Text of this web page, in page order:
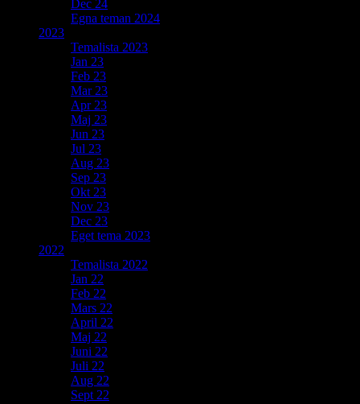
Dec 24
Egna teman 2024
2023
Temalista 2023
Jan 23
Feb 23
Mar 23
Apr 23
Maj 23
Jun 23
Jul 23
Aug 23
Sep 23
Okt 23
Nov 23
Dec 23
Eget tema 2023
2022
Temalista 2022
Jan 22
Feb 22
Mars 22
April 22
Maj 22
Juni 22
Juli 22
Aug 22
Sept 22